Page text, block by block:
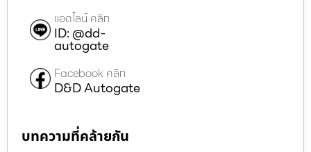
แอดไลน์ คลิก
ID: @dd-
autogate
Facebook คลิก
D&D Autogate
บทความที่คล้ายกัน